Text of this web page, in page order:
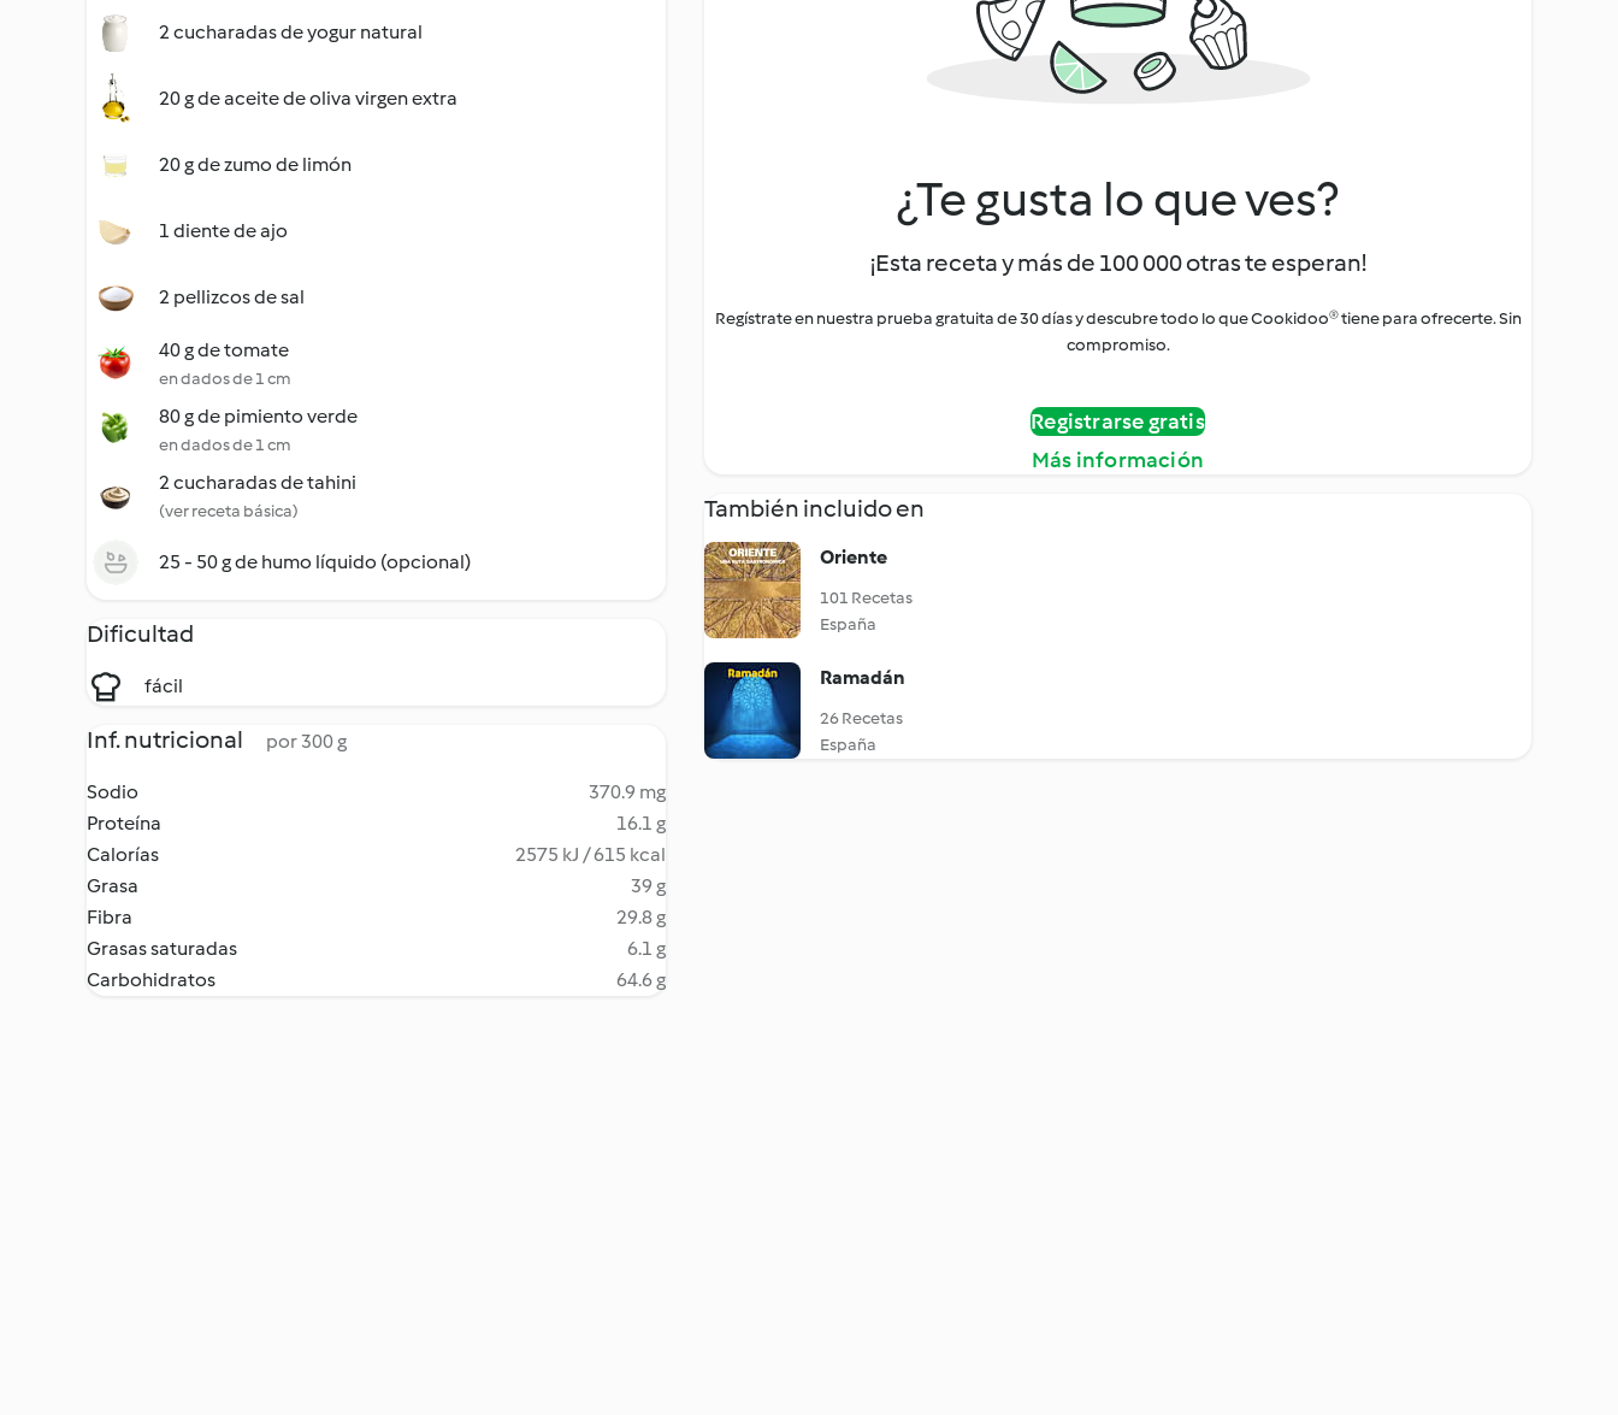
2 cucharadas de yogur natural
20 g de aceite de oliva virgen extra
20 g de zumo de limón
1 diente de ajo
2 pellizcos de sal
40 g de tomate
en dados de 1 cm
80 g de pimiento verde
en dados de 1 cm
2 cucharadas de tahini
(ver receta básica)
25 - 50 g de humo líquido (opcional)
Dificultad
fácil
Inf. nutricional por 300 g
Sodio
370.9 mg
Proteína
16.1 g
Calorías
2575 kJ / 615 kcal
Grasa
39 g
Fibra
29.8 g
Grasas saturadas
6.1 g
Carbohidratos
64.6 g
¿Te gusta lo que ves?
¡Esta receta y más de 100 000 otras te esperan!
Regístrate en nuestra prueba gratuita de 30 días y descubre todo lo que Cookidoo® tiene para ofrecerte. Sin
compromiso.
Registrarse gratis
Más información
También incluido en
Oriente
101 Recetas
España
Ramadán
26 Recetas
España